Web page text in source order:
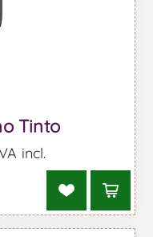
Tinto
incl.